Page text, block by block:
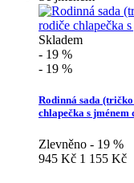
Skladem
- 19 %
- 19 %
Rodinná sada
chlapečka s jménem
Zlevněno - 19 %
945 Kč 1 155 Kč